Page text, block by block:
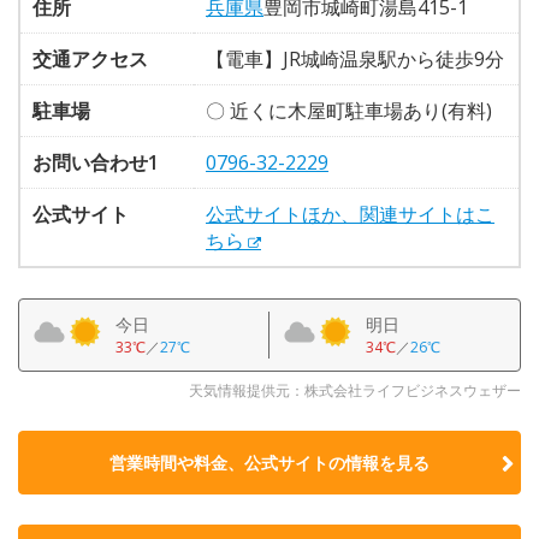
住所 兵庫県豊岡市城崎町湯島415-1
交通アクセス
【電車】JR城崎温泉駅から徒歩9分
駐車場
〇 近くに木屋町駐車場あり(有料)
お問い合わせ1
0796-32-2229
公式サイト
公式サイトほか、関連サイトはこ
ちら
今日
33℃／27℃
明日
34℃／26℃
天気情報提供元：株式会社ライフビジネスウェザー
営業時間や料金、公式サイトの情報を見る